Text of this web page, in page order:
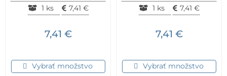
1 ks
7,41 €
7,41 €
Vybrať množstvo
1 ks
7,41 €
7,41 €
Vybrať množstvo